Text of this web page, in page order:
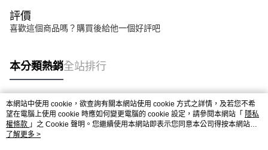
評價
喜歡這個商品嗎？購買後給他一個好評吧
本分類熱銷全站排行
熱門標籤
本網站中使用 cookie，欲查詢有關本網站使用 cookie 方式之詳情，及若您不希
望在電腦上使用 cookie 時應如何變更電腦的 cookie 設定，請參閱本網站「 隱私
權條款 」之 Cookie 聲明。您繼續使用本網站即表示您同意本公司得按本網站使
用條款之 Cookie 聲明使用 cookie。
了解更多 >